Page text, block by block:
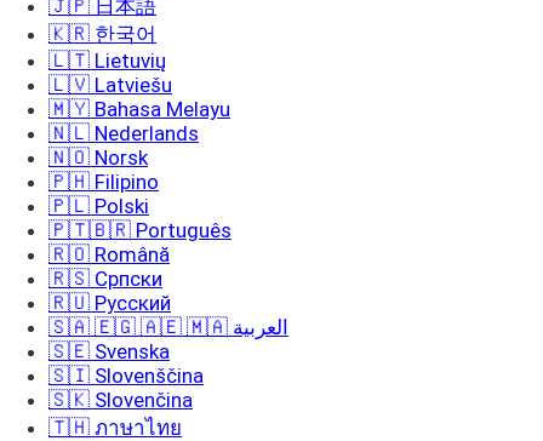
🇯🇵 日本語
🇰🇷 한국어
🇱🇹 Lietuvių
🇱🇻 Latviešu
🇲🇾 Bahasa Melayu
🇳🇱 Nederlands
🇳🇴 Norsk
🇵🇭 Filipino
🇵🇱 Polski
🇵🇹🇧🇷 Português
🇷🇴 Română
🇷🇸 Српски
🇷🇺 Русский
🇸🇦 🇪🇬 🇦🇪 🇲🇦 العربية
🇸🇪 Svenska
🇸🇮 Slovenščina
🇸🇰 Slovenčina
🇹🇭 ภาษาไทย